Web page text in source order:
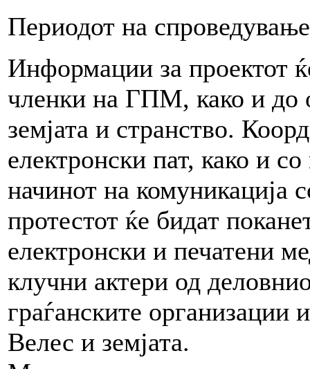
Периодот на
Информации за проектот
членки на ГПМ, како и до
земјата и странство.
електронски пат, како и
начинот на комуникација
протестот ќе бидат
електронски и печатени
клучни актери од
граѓанските организации
Велес и земјата.